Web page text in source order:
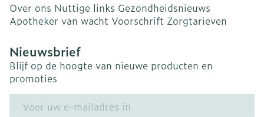
Over ons Nuttige links Gezondheidsnieuws
Apotheker van wacht Voorschrift Zorgtarieven
Nieuwsbrief
Blijf op de hoogte van nieuwe producten en
promoties